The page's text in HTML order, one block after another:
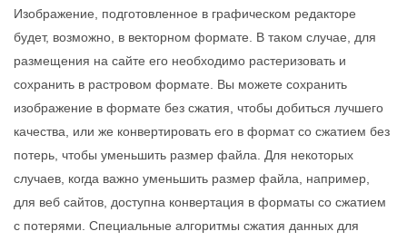
Изображение, подготовленное в графическом редакторе
будет, возможно, в векторном формате. В таком случае, для
размещения на сайте его необходимо растеризовать и
сохранить в растровом формате. Вы можете сохранить
изображение в формате без сжатия, чтобы добиться лучшего
качества, или же конвертировать его в формат со сжатием без
потерь, чтобы уменьшить размер файла. Для некоторых
случаев, когда важно уменьшить размер файла, например,
для веб сайтов, доступна конвертация в форматы со сжатием
с потерями. Специальные алгоритмы сжатия данных для